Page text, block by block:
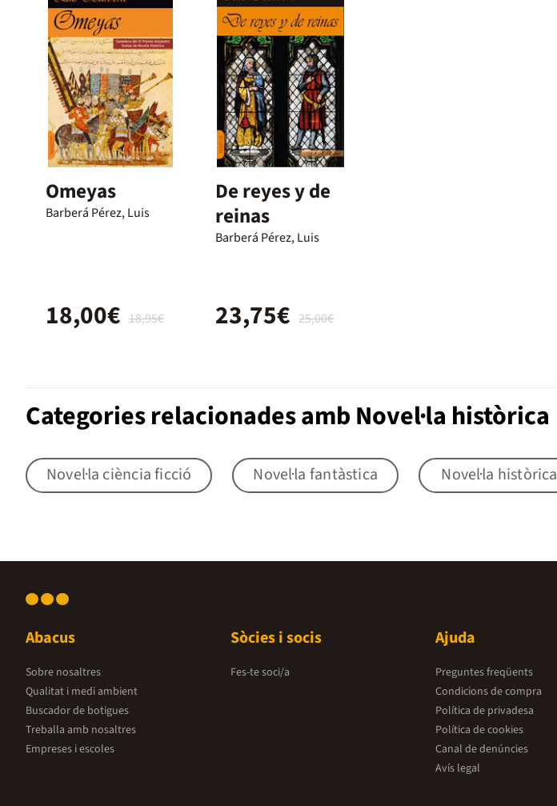
Omeyas
Barberá Pérez, Luis
18,95€
18,00€
De reyes y de
reinas
Barberá Pérez, Luis
25,00€
23,75€
Categories relacionades amb Novel·la històrica
Novel·la ciència ficció Novel·la fantàstica Novel·la històrica
Abacus
Sobre nosaltres
Qualitat i medi ambient
Buscador de botigues
Treballa amb nosaltres
Empreses i escoles
Sòcies i socis
Fes-te soci/a
Ajuda
Preguntes freqüents
Condicions de compra
Política de privadesa
Política de cookies
Canal de denúncies
Avís legal